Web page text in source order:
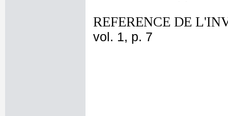
REFERENCE DE
vol. 1, p. 7